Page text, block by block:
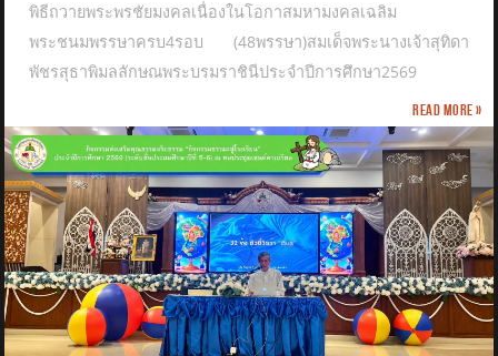
พิธีถวายพระพรชัยมงคลเนื่องในโอกาสมหามงคลเฉลิม
พระชนมพรรษาครบ4รอบ (48พรรษา)สมเด็จพระนางเจ้าสุทิดา
พัชรสุธาพิมลลักษณพระบรมราชินีประจำปีการศึกษา2569
Read more »